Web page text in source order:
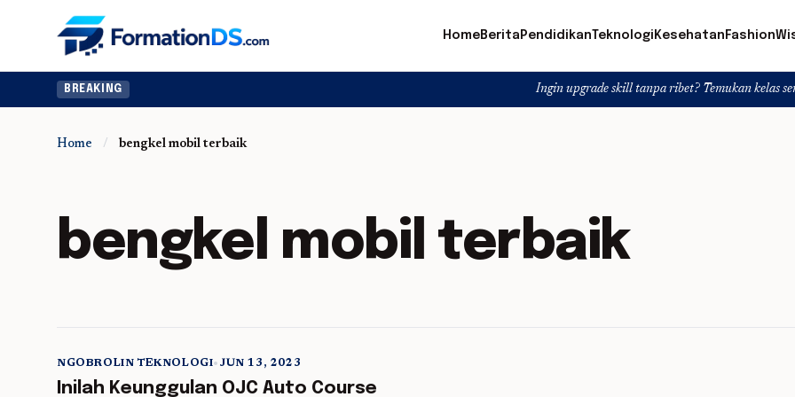
HomeBerita PendidikanTeknologi Kesehatan Fashion
BREAKING Ingin upgrade skill tanpa ribet? Temukan kelas seru dan
Home / bengkel mobil terbaik
bengkel mobil terbaik
5 min read
NGOBROLIN TEKNOLOGI• JUN 13, 2023
Inilah Keunggulan OJC Auto Course